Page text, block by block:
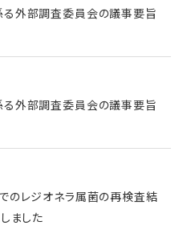
外部調査委員会の議事要旨
外部調査委員会の議事要旨
のレジオネラ属菌の再検査結
ました